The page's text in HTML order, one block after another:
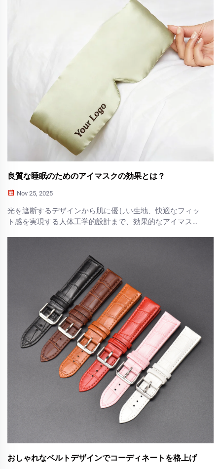
良質な睡眠のためのアイマスクの効果とは？
Nov 25, 2025
光を遮断するデザインから肌に優しい生地、快適なフィッ
ト感を実現する人体工学的設計まで、効果的なアイマスク
選ぶためのヒントを学びましょう。今日、あなたにぴった
りの睡眠用アイマスクを見つけましょう。
おしゃれなベルトデザインでコーディネートを格上げ